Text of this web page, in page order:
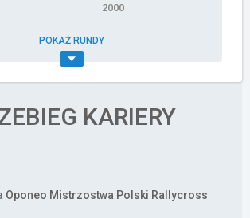
2000
POKAŻ RUNDY
KARIERY
Oponeo Mistrzostwa Polski Rallycross